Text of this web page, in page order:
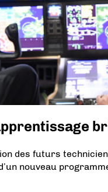
des futurs
nouveau